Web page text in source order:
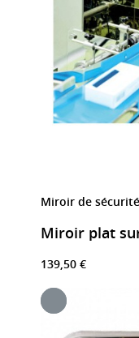
Miroir de sécurité
Miroir plat
139,50 €